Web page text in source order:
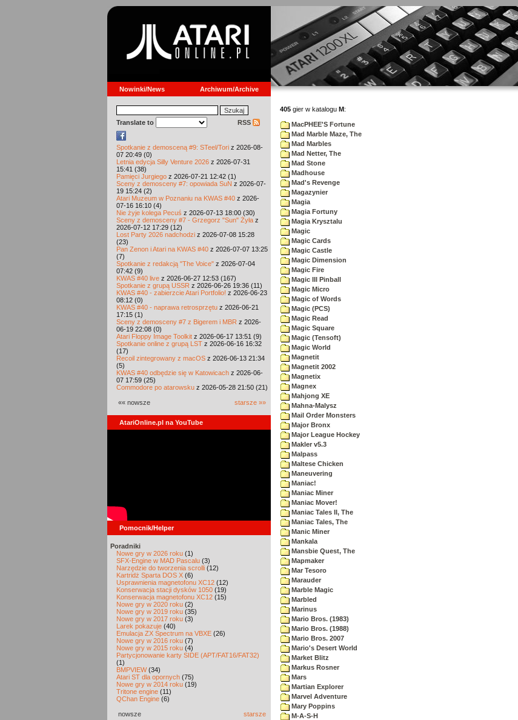
Nowinki/News Archiwum/Archive
Translate to RSS
Spotkanie z demosceną #9: STeel/Tori z 2026-08-
07 20:49 (0)
Letnia edycja Silly Venture 2026 z 2026-07-31
15:41 (38)
Pamięci Jurgiego z 2026-07-21 12:42 (1)
Sceny z demosceny #7: opowiada SuN z 2026-07-
19 15:24 (2)
Atari Muzeum w Poznaniu na KWAS #40 z 2026-
07-16 16:10 (4)
Nie żyje kolega Pecuś z 2026-07-13 18:00 (30)
Sceny z demosceny #7 - Grzegorz "Sun" Żyła z
2026-07-12 17:29 (12)
Lost Party 2026 nadchodzi z 2026-07-08 15:28
(23)
Pan Zenon i Atari na KWAS #40 z 2026-07-07 13:25
(7)
Spotkanie z redakcją "The Voice" z 2026-07-04
07:42 (9)
KWAS #40 live z 2026-06-27 12:53 (167)
Spotkanie z grupą USSR z 2026-06-26 19:36 (11)
KWAS #40 - zabierzcie Atari Portfolio! z 2026-06-23
08:12 (0)
KWAS #40 - naprawa retrosprzętu z 2026-06-21
17:15 (1)
Sceny z demosceny #7 z Bigerem i MBR z 2026-
06-19 22:08 (0)
Atari Floppy Image Toolkit z 2026-06-17 13:51 (9)
Spotkanie online z grupą LST z 2026-06-16 16:32
(17)
Recoil zintegrowany z macOS z 2026-06-13 21:34
(5)
KWAS #40 odbędzie się w Katowicach z 2026-06-
07 17:59 (25)
Commodore po atarowsku z 2026-05-28 21:50 (21)
«« nowsze starsze »»
AtariOnline.pl na YouTube
Pomocnik/Helper
Poradniki
Nowe gry w 2026 roku (1)
SFX-Engine w MAD Pascalu (3)
Narzędzie do tworzenia scrolli (12)
Kartridż Sparta DOS X (6)
Usprawnienia magnetofonu XC12 (12)
Konserwacja stacji dysków 1050 (19)
Konserwacja magnetofonu XC12 (15)
Nowe gry w 2020 roku (2)
Nowe gry w 2019 roku (35)
Nowe gry w 2017 roku (3)
Larek pokazuje (40)
Emulacja ZX Spectrum na VBXE (26)
Nowe gry w 2016 roku (7)
Nowe gry w 2015 roku (4)
Partycjonowanie karty SIDE (APT/FAT16/FAT32)
(1)
BMPVIEW(34)
Atari ST dla opornych (75)
Nowe gry w 2014 roku (19)
Tritone engine (11)
QChan Engine (6)
nowsze starsze
405 gier w katalogu M:
MacPHEE'S Fortune
Mad Marble Maze, The
Mad Marbles
Mad Netter, The
Mad Stone
Madhouse
Mad's Revenge
Magazynier
Magia
Magia Fortuny
Magia Krysztalu
Magic
Magic Cards
Magic Castle
Magic Dimension
Magic Fire
Magic III Pinball
Magic Micro
Magic of Words
Magic (PCS)
Magic Read
Magic Square
Magic (Tensoft)
Magic World
Magnetit
Magnetit 2002
Magnetix
Magnex
Mahjong XE
Mahna-Malysz
Mail Order Monsters
Major Bronx
Major League Hockey
Makler v5.3
Malpass
Maltese Chicken
Maneuvering
Maniac!
Maniac Miner
Maniac Mover!
Maniac Tales II, The
Maniac Tales, The
Manic Miner
Mankala
Mansbie Quest, The
Mapmaker
Mar Tesoro
Marauder
Marble Magic
Marbled
Marinus
Mario Bros. (1983)
Mario Bros. (1988)
Mario Bros. 2007
Mario's Desert World
Market Blitz
Markus Rosner
Mars
Martian Explorer
Marvel Adventure
Mary Poppins
M-A-S-H